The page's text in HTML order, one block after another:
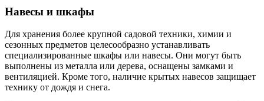
Навесы и шкафы
Для хранения более крупной садовой техники, химии и
сезонных предметов целесообразно устанавливать
специализированные шкафы или навесы. Они могут быть
выполнены из металла или дерева, оснащены замками и
вентиляцией. Кроме того, наличие крытых навесов защищает
технику от дождя и снега.